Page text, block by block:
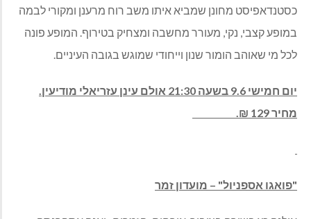
כסטנדאפיסט מחונן שמביא איתו משב רוח מרענן ומקורי לבמה
במופע קצבי, נקי, מעורר מחשבה ומצחיק בטירוף. המופע פונה
לכל מי שאוהב הומור שנון וייחודי שמוגש בגובה העיניים.
יום חמישי 9.6 בשעה 21:30 אולם עינן עזריאלי מודיעין.
מחיר 129 ₪.
"פואגו אספניול" – מועדון זמר